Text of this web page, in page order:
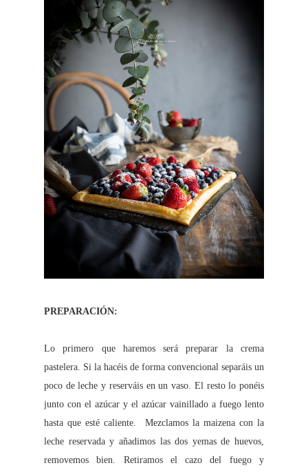
PREPARACIÓN:
Lo primero que haremos será preparar la crema
pastelera. Si la hacéis de forma convencional separáis un
poco de leche y reserváis en un vaso. El resto lo ponéis
junto con el azúcar y el azúcar vainillado a fuego lento
hasta que esté caliente. Mezclamos la maizena con la
leche reservada y añadimos las dos yemas de huevos,
removemos bien. Retiramos el cazo del fuego y